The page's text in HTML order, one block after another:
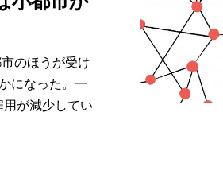
のほうが受け
になった。一
が減少してい